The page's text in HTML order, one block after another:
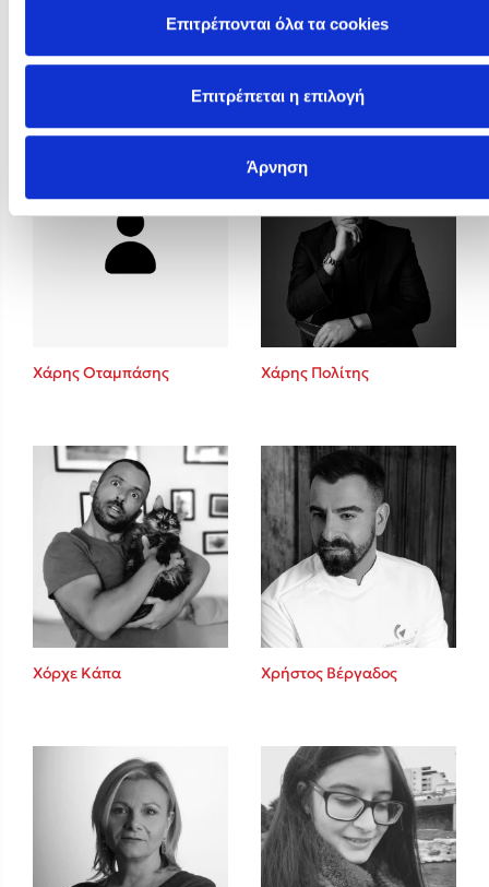
Επιτρέπονται όλα τα cookies
Επιτρέπεται η επιλογή
Άρνηση
Φωτεινή Καραγρηγόρη Φώτης Δούσος
Χάρης Οταμπάσης Χάρης Πολίτης
Χόρχε Κάπα Χρήστος Βέργαδος